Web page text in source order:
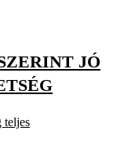
JÓ
teljes